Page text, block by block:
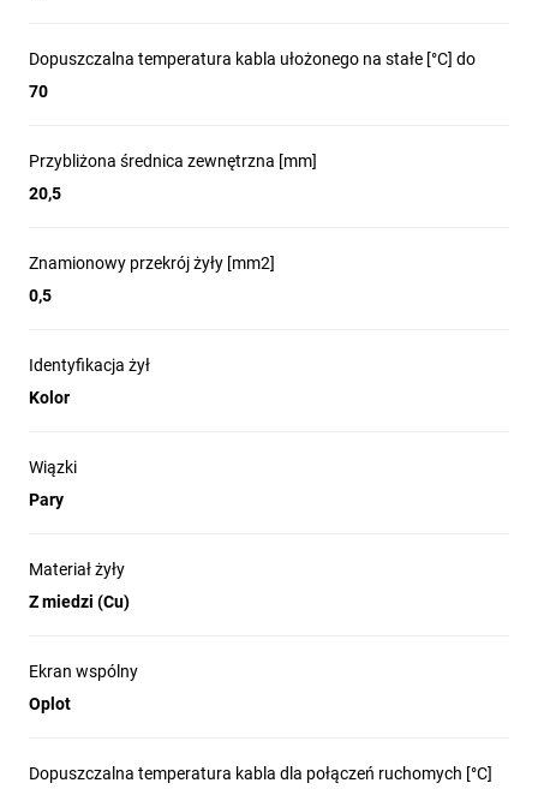
Dopuszczalna temperatura kabla ułożonego na stałe [°C] do
70
Przybliżona średnica zewnętrzna [mm]
20,5
Znamionowy przekrój żyły [mm2]
0,5
Identyfikacja żył
Kolor
Wiązki
Pary
Materiał żyły
Z miedzi (Cu)
Ekran wspólny
Oplot
Dopuszczalna temperatura kabla dla połączeń ruchomych [°C]